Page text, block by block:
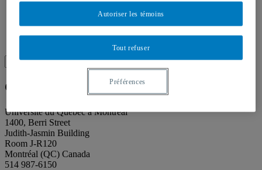
Search
for:
Search
Galerie de l’UQAM
Université du Québec à Montréal
1400, Berri Street
Judith-Jasmin Building
Room J-R120
Montréal (QC) Canada
514 987-6150
Tout refuser
Autoriser les témoins
Préférences